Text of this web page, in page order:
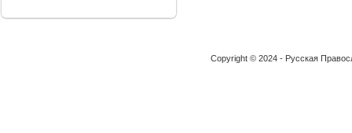
Copyright © 2024 - Русская